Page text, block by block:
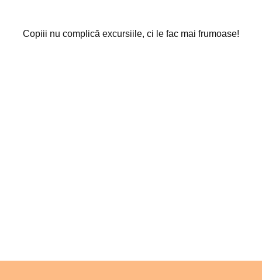
Copiii nu complică excursiile, ci le fac mai frumoase!